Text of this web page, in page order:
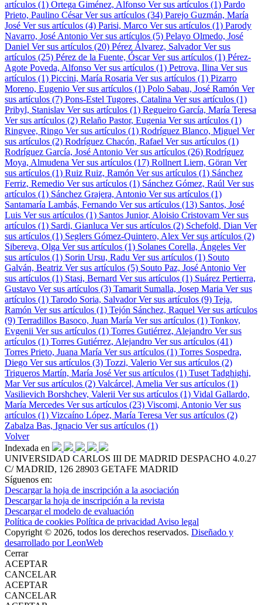
artículos (1) Ortega Giménez, Alfonso Ver sus artículos (1) Pardo
Prieto, Paulino César Ver sus artículos (34) Parejo Guzmán, María
José Ver sus artículos (4) Parisi, Marco Ver sus artículos (1) Parody
Navarro, José Antonio Ver sus artículos (5) Pelayo Olmedo, José
Daniel Ver sus artículos (20) Pérez Álvarez, Salvador Ver sus
artículos (25) Pérez de la Fuente, Óscar Ver sus artículos (1) Pérez-
Agote Poveda, Alfonso Ver sus artículos (1) Petrova, Ilina Ver sus
artículos (1) Piccini, María Rosaria Ver sus artículos (1) Pizarro
Moreno, Eugenio Ver sus artículos (1) Polo Sabau, José Ramón Ver
sus artículos (7) Pons-Estel Tugores, Catalina Ver sus artículos (1)
Pribyl, Stanislav Ver sus artículos (1) Regueiro García, María Teresa
Ver sus artículos (2) Relaño Pastor, Eugenia Ver sus artículos (1)
Ringvee, Ringo Ver sus artículos (1) Rodríguez Blanco, Miguel Ver
sus artículos (2) Rodríguez Chacón, Rafael Ver sus artículos (1)
Rodríguez García, José Antonio Ver sus artículos (26) Rodríguez
Moya, Almudena Ver sus artículos (17) Rollnert Liern, Göran Ver
sus artículos (1) Ruiz Ruiz, Ramón Ver sus artículos (1) Sánchez
Ferriz, Remedio Ver sus artículos (1) Sánchez Gómez, Raúl Ver sus
artículos (1) Sánchez Grajera, Antonio Ver sus artículos (1)
Santamaría Lambás, Fernando Ver sus artículos (13) Santos, José
Luis Ver sus artículos (1) Santos Junior, Aloisio Cristovam Ver sus
artículos (1) Sardi, Gianluca Ver sus artículos (2) Schefold, Dian Ver
sus artículos (1) Seglers Gómez-Quintero, Alex Ver sus artículos (2)
Sibereva, Olga Ver sus artículos (1) Solanes Corella, Ángeles Ver
sus artículos (1) Sorin Ursu, Radu Ver sus artículos (1) Souto
Galván, Beatriz Ver sus artículos (5) Souto Paz, José Antonio Ver
sus artículos (1) Stasi, Bernard Ver sus artículos (1) Suárez Pertierra,
Gustavo Ver sus artículos (3) Tamarit Sumalla, Josep Maria Ver sus
artículos (1) Tarodo Soria, Salvador Ver sus artículos (9) Teja,
Ramón Ver sus artículos (1) Tejón Sánchez, Raquel Ver sus artículos
(9) Terradillos Basoco, Juan María Ver sus artículos (1) Tonkov,
Evgenii Ver sus artículos (1) Torres Gutiérrez, Alejandro Ver sus
artículos (1) Torres Gutiérrez, Alejandro Ver sus artículos (41)
Torres Prieto, Juana María Ver sus artículos (1) Torres Sospedra,
Diego Ver sus artículos (3) Tozzi, Valerio Ver sus artículos (2)
Trigueros Martín, María José Ver sus artículos (1) Tuset Tadghighi,
Mar Ver sus artículos (2) Valcárcel, Amelia Ver sus artículos (1)
Vasilievich Borshchev, Valerii Ver sus artículos (1) Vidal Gallardo,
María Mercedes Ver sus artículos (23) Viscomi, Antonio Ver sus
artículos (1) Vizcaíno López, María Teresa Ver sus artículos (2)
Zabalza Bas, Ignacio Ver sus artículos (1)
Volver
Indexada en
UNIVERSIDAD CARLOS III DE MADRID DESPACHO 4.0.27
C/ MADRID, 126 28903 GETAFE MADRID
Síguenos en:
Descargar la hoja de inscripción a la asociación
Descargar la hoja de inscripción a la revista
Descargar el modelo de evaluación
Política de cookies Política de privacidad Aviso legal
Copyright © 2026, todos los derechos reservados. Diseñado y
desarrollado por LeonWeb
Cerrar
ACEPTAR
CANCELAR
ACEPTAR
CANCELAR